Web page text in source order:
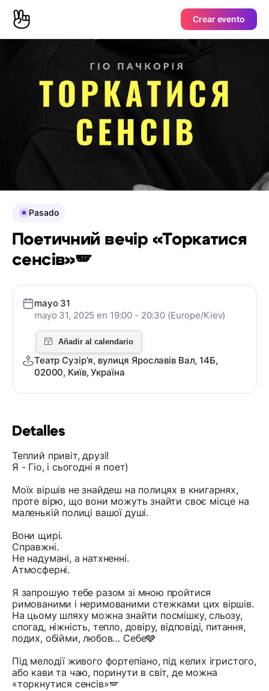
Crear evento
Detalles
Теплий привіт, друзі!
Я - Гіо, і сьогодні я поет)
Моїх віршів не знайдеш на полицях в книгарнях,
проте вірю, що вони можуть знайти своє місце на
маленькій полиці вашої душі.
Вони щирі.
Справжні.
Не надумані, а натхненні.
Атмосферні.
Я запрошую тебе разом зі мною пройтися
римованими і неримованими стежками цих віршів.
На цьому шляху можна знайти посмішку, сльозу,
спогад, ніжність, тепло, довіру, відповіді, питання,
подих, обійми, любов… Себе🩶
Під мелодії живого фортепіано, під келих ігристого,
або кави та чаю, поринути в світ, де можна
«торкнутися сенсів»🪽
Pasado
Поетичний вечір «Торкатися
сенсів»🪽
mayo 31
mayo 31, 2025 en 19:00 - 20:30 (Europe/Kiev)
Театр Сузірʼя, вулиця Ярославів Вал, 14Б,
02000, Київ, Україна